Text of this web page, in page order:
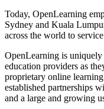
Today, OpenLearning
Sydney and Kuala
across the world to
OpenLearning is
education providers as
proprietary online
established partnerships
and a large and growing